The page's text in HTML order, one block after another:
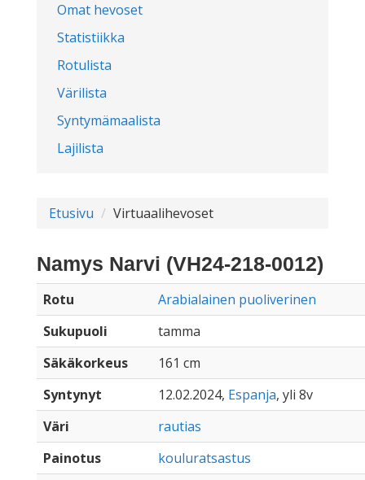
Omat hevoset
Statistiikka
Rotulista
Värilista
Syntymämaalista
Lajilista
Etusivu Virtuaalihevoset
Namys Narvi (VH24-218-0012)
Rotu
Arabialainen puoliverinen
Sukupuoli
tamma
Säkäkorkeus
161 cm
Syntynyt
12.02.2024, Espanja, yli 8v
Väri
rautias
Painotus
kouluratsastus